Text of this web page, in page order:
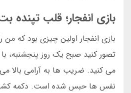
بازی انفجار؛ قلب تپنده
بازی انفجار اولین چیزی بود که